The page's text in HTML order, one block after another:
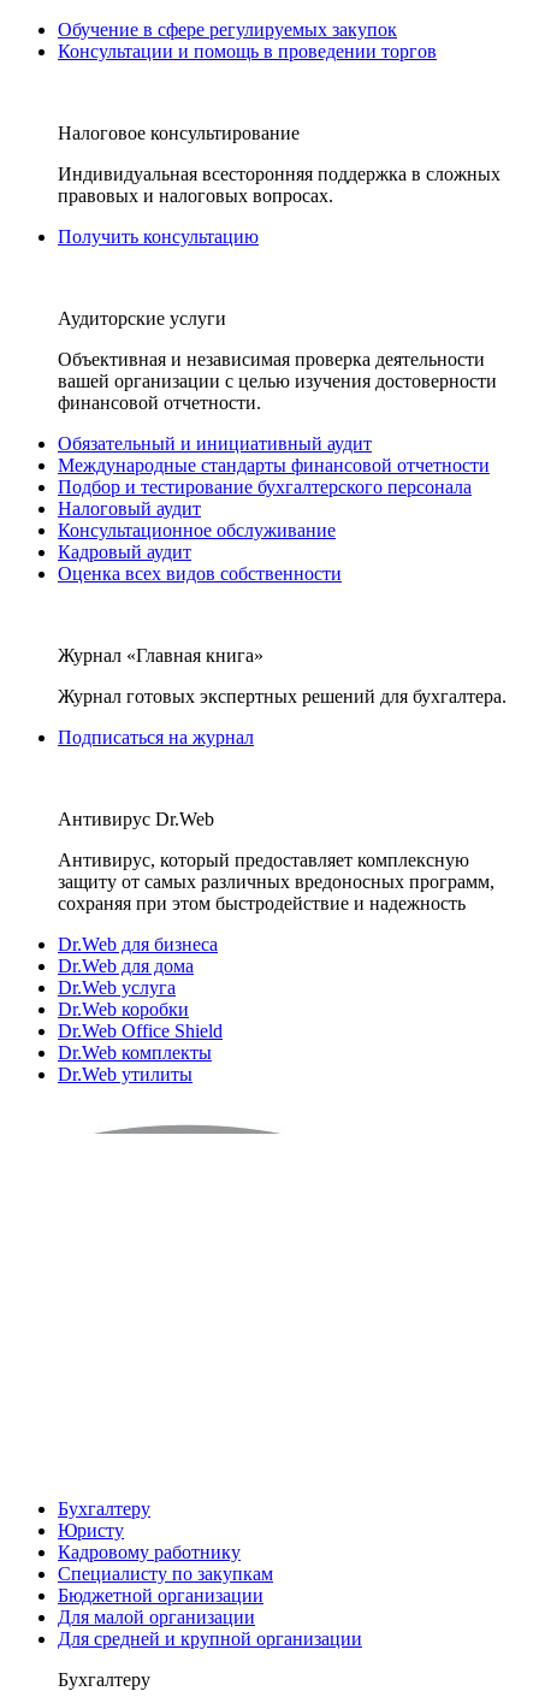
Обучение в сфере регулируемых закупок
Консультации и помощь в проведении торгов
Налоговое консультирование
Индивидуальная всесторонняя поддержка в сложных
правовых и налоговых вопросах.
Получить консультацию
Аудиторские услуги
Объективная и независимая проверка деятельности
вашей организации с целью изучения достоверности
финансовой отчетности.
Обязательный и инициативный аудит
Международные стандарты финансовой отчетности
Подбор и тестирование бухгалтерского персонала
Налоговый аудит
Консультационное обслуживание
Кадровый аудит
Оценка всех видов собственности
Журнал «Главная книга»
Журнал готовых экспертных решений для бухгалтера.
Подписаться на журнал
Антивирус Dr.Web
Антивирус, который предоставляет комплексную
защиту от самых различных вредоносных программ,
сохраняя при этом быстродействие и надежность
Dr.Web для бизнеса
Dr.Web для дома
Dr.Web услуга
Dr.Web коробки
Dr.Web Office Shield
Dr.Web комплекты
Dr.Web утилиты
Бухгалтеру
Юристу
Кадровому работнику
Специалисту по закупкам
Бюджетной организации
Для малой организации
Для средней и крупной организации
Бухгалтеру